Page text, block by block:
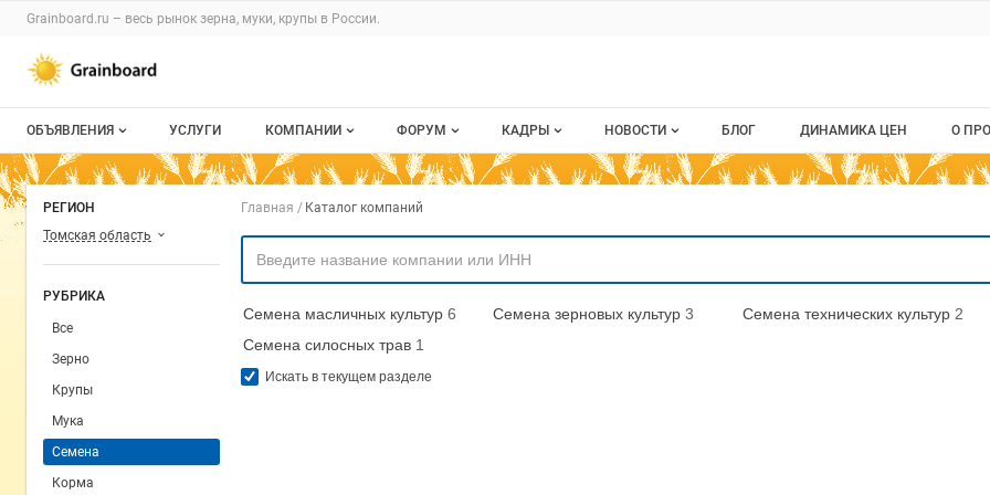
Раздел навигации по сайту grainboard.ru
Grainboard.ru – весь рынок зерна, муки, крупы в России.
Авторизация и меню пользователя
Навигация по разделам сайта grainboard.ru
ОБЪЯВЛЕНИЯ
Все объявления
Мои объявления
УСЛУГИ КОМПАНИИ
О каталоге компаний
Моя компания
Платное размещение
ФОРУМ
Все темы
КАДРЫ
Все вакансии
НОВОСТИ
Новости рынка
БЛОГ ДИНАМИКА ЦЕН О
О
РЕГИОН
Томская область
РУБРИКА
Все
Зерно
Крупы
Мука
Семена
Корма
Навигация по компаниям
Главная Каталог компаний
Семена масличных культур 6 Семена зерновых культур 3 Семена технических культур 2
Семена силосных трав 1
Искать в текущем разделе